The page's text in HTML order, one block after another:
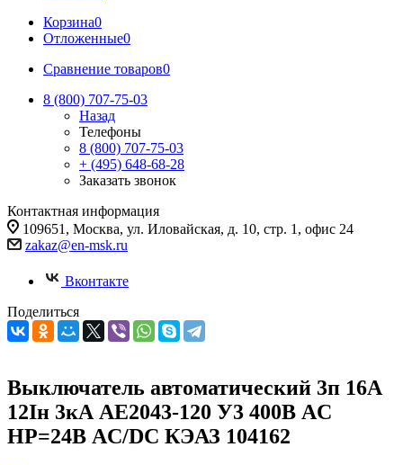
Корзина0
Отложенные0
Сравнение товаров0
8 (800) 707-75-03
Назад
Телефоны
8 (800) 707-75-03
+ (495) 648-68-28
Заказать звонок
Контактная информация
109651, Москва, ул. Иловайская, д. 10, стр. 1, офис 24
zakaz@en-msk.ru
Вконтакте
Поделиться
Выключатель автоматический 3п 16А
12Iн 3кА АЕ2043-120 У3 400В AC
НР=24В AC/DC КЭАЗ 104162